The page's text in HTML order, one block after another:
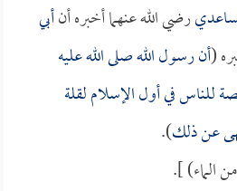
رضي الله عنهما أخبره أنأبي
(أن رسول الله صلى الله عليه
في أول الإسلام لقلة
عن ذلك).
الماء) ].